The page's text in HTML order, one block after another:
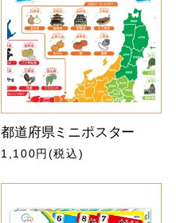
都道府県ミニポスター
1,100円(税込)